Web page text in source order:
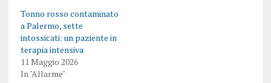
Tonno rosso contaminato
a Palermo, sette
intossicati: un paziente in
terapia intensiva
11 Maggio 2026
In "Allarme"